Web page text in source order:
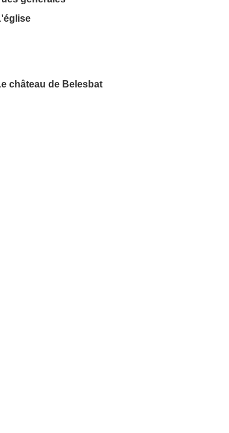
château de Belesbat